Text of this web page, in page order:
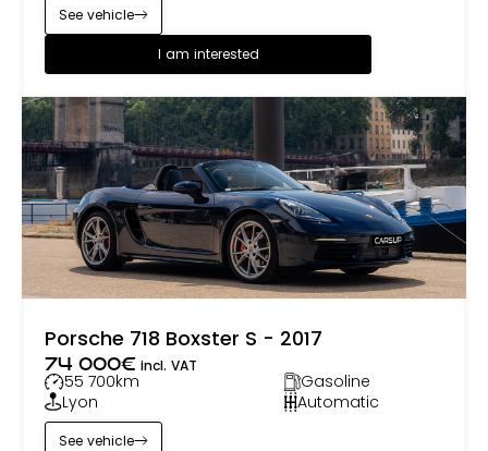
I am interested
See vehicle
Porsche 718 Boxster S - 2017
74 000€ incl. VAT
55 700km
Gasoline
Lyon
Automatic
See vehicle